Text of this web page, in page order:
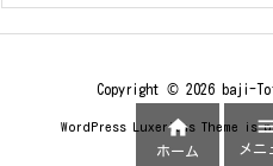
Copyright © 2026 baji-
WordPress Luxeritas Theme is

ホーム メニ